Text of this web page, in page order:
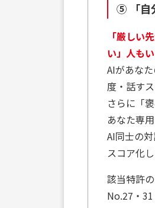
⑤ 「自
「厳しい
い」人もい
AIがあな
度・話す
さらに「
あなた専
AI同士の
スコア化
該当特許
No.27・